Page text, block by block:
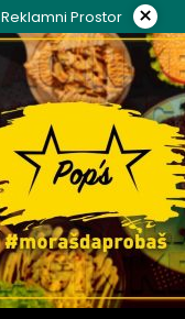
Reklamni Prostor ×